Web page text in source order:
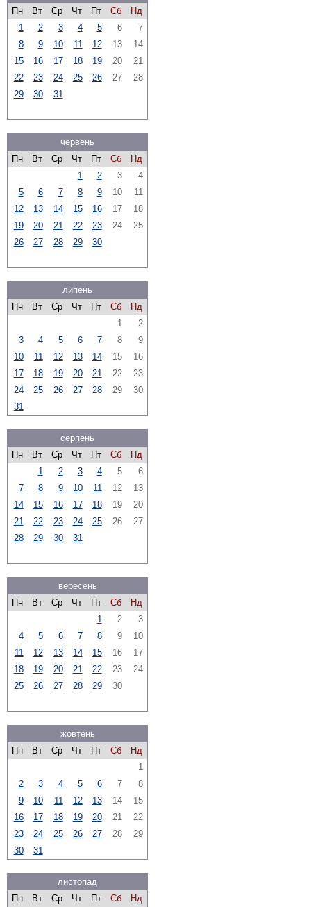
Пн Вт Ср Чт Пт Сб
Нд
1
2 3 4 5 6
7
8
9 10 11 12 13
14
15
16 17 18 19 20
21
22
23 24 25 26 27
28
29
30 31
червень
Пн
Вт Ср Чт Пт Сб
Нд
1
2 3
4
5
6 7 8 9 10
11
12
13 14 15 16 17
18
19
20 21 22 23 24
25
26
27 28 29 30
липень
Пн
Вт Ср Чт Пт Сб
Нд
1
2
3
4 5 6 7 8
9
10
11 12 13 14 15
16
17
18 19 20 21 22
23
24
25 26 27 28 29
30
31
серпень
Пн
Вт Ср Чт Пт Сб
Нд
1
2 3 4 5
6
7
8 9 10 11 12
13
14
15 16 17 18 19
20
21
22 23 24 25 26
27
28
29 30 31
вересень
Пн
Вт Ср Чт Пт Сб
Нд
1
2
3
4
5 6 7 8 9
10
11
12 13 14 15 16
17
18
19 20 21 22 23
24
25
26 27 28 29 30
жовтень
Пн
Вт Ср Чт Пт Сб
Нд
1
2
3 4 5 6 7
8
9
10 11 12 13 14
15
16
17 18 19 20 21
22
23
24 25 26 27 28
29
30
31
листопад
Пн
Вт Ср Чт Пт Сб
Нд